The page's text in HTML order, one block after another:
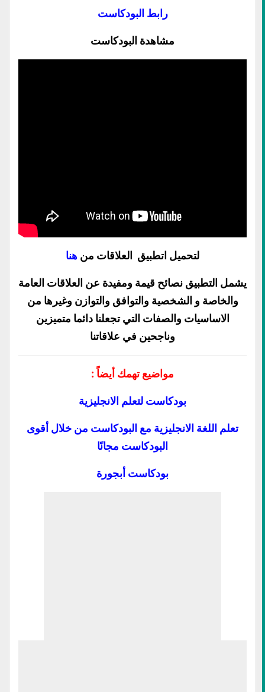
رابط البودكاست
مشاهدة البودكاست
لتحميل اتطبيق العلاقات من هنا
يشمل التطبيق نصائح قيمة ومفيدة عن العلاقات العامة
والخاصة و الشخصية والتوافق والتوازن وغيرها من
الاساسيات والصفات التي تجعلنا دائما متميزين
وناجحين في علاقاتنا
مواضيع تهمك أيضاً :
بودكاست لتعلم الانجليزية
تعلم اللغة الانجليزية مع البودكاست من خلال أقوى
البودكاست مجانًا
بودكاست أبجورة